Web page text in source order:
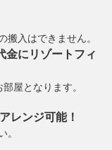
搬入はできません。
金にリゾートフィ
屋となります。
レンジ可能！
。